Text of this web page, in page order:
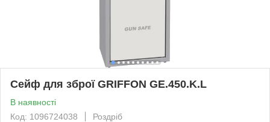
Сейф для зброї GRIFFON GE.450.K.L
В наявності
Код: 1096724038
Роздріб